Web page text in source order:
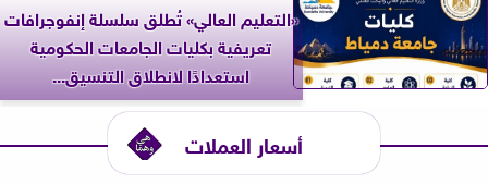
«التعليم العالي» تُطلق سلسلة إنفوجرافات
تعريفية بكليات الجامعات الحكومية
استعدادًا لانطلاق التنسيق...
أسعار العملات